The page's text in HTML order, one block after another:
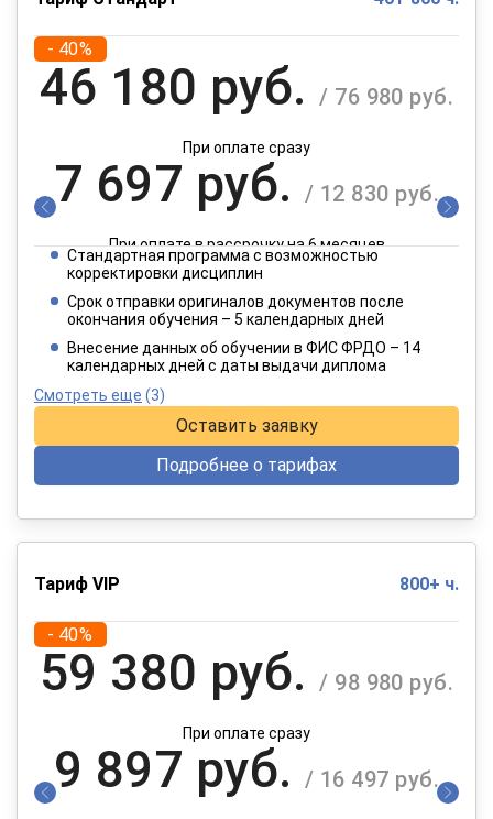
- 40%
46 180 руб. / 76 980 руб.
При оплате сразу
7 697 руб. / 12 830 руб.
При оплате в рассрочку на 6 месяцев
3 849 руб.
При оплате в рассрочку на 12 месяцев
Стандартная программа с возможностью
корректировки дисциплин
Срок отправки оригиналов документов после
окончания обучения – 5 календарных дней
Внесение данных об обучении в ФИС ФРДО – 14
календарных дней с даты выдачи диплома
Смотреть еще (3)
Оставить заявку
Подробнее о тарифах
Тариф VIP 800+ ч.
- 40%
59 380 руб. / 98 980 руб.
При оплате сразу
9 897 руб. / 16 497 руб.